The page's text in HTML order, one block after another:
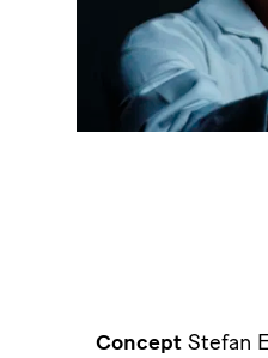
Concept Stefan